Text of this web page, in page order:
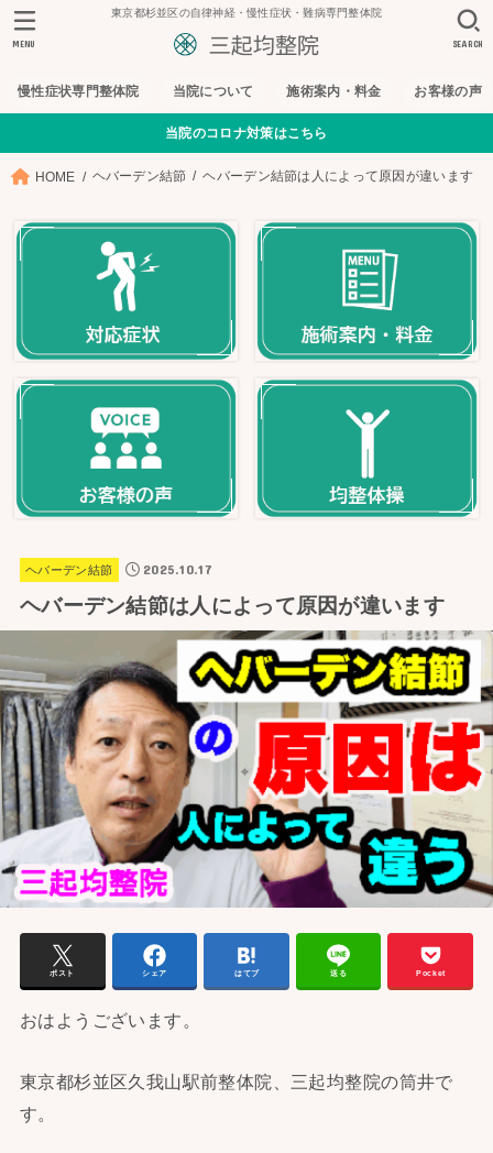
東京都杉並区の自律神経・慢性症状・難病専門整体院
慢性症状専門整体院 当院について 施術案内・料金 お客様の声
SEARCH
MENU
当院のコロナ対策はこちら
HOME ヘバーデン結節 ヘバーデン結節は人によって原因が違います
ヘバーデン結節 2025.10.17
ヘバーデン結節は人によって原因が違います
ポスト シェア はてブ 送る Pocket
おはようございます。
東京都杉並区久我山駅前整体院、三起均整院の筒井で
す。